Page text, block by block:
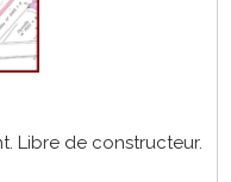
Libre de constructeur.